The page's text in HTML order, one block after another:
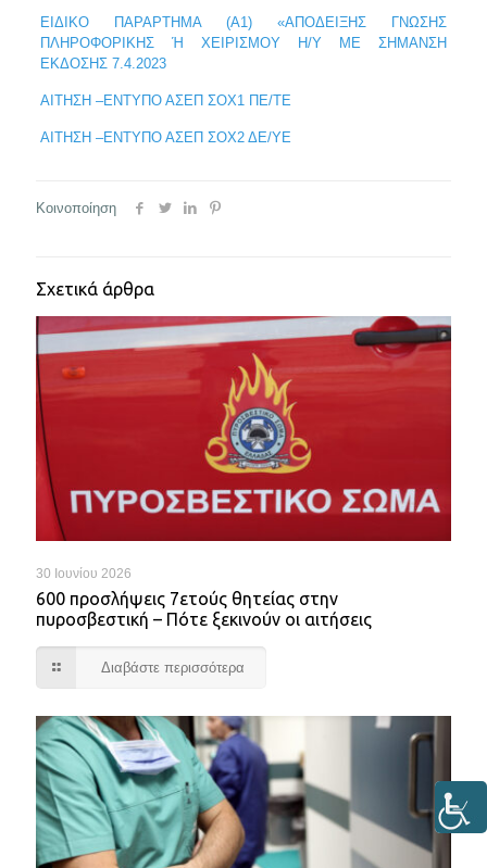
ΕΙΔΙΚΟ ΠΑΡΑΡΤΗΜΑ (Α1) «ΑΠΟΔΕΙΞΗΣ ΓΝΩΣΗΣ
ΠΛΗΡΟΦΟΡΙΚΗΣ Ή ΧΕΙΡΙΣΜΟΥ Η/Υ ΜΕ ΣΗΜΑΝΣΗ
ΕΚΔΟΣΗΣ 7.4.2023
ΑΙΤΗΣΗ –ΕΝΤΥΠΟ ΑΣΕΠ ΣΟΧ1 ΠΕ/ΤΕ
ΑΙΤΗΣΗ –ΕΝΤΥΠΟ ΑΣΕΠ ΣΟΧ2 ΔΕ/ΥΕ
Κοινοποίηση
Σχετικά άρθρα
30 Ιουνίου 2026
600 προσλήψεις 7ετούς θητείας στην
πυροσβεστική – Πότε ξεκινούν οι αιτήσεις
Διαβάστε περισσότερα